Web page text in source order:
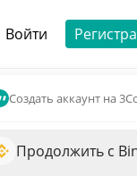
Войти
Создать аккаунт на
Продолжить с